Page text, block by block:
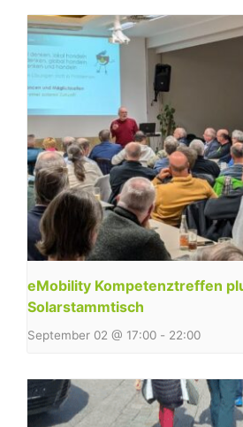
eMobility Kompetenztreffen
Solarstammtisch
September 02 @ 17:00 - 22:00